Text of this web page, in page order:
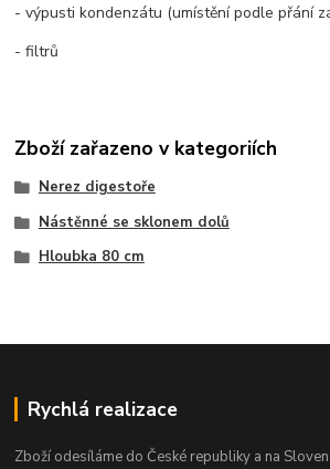
- výpusti kondenzátu (umístění podle přání
- filtrů
Zboží zařazeno v kategoriích
Nerez digestoře
Nástěnné se sklonem dolů
Hloubka 80 cm
Rychlá realizace
Zboží odesíláme do České republiky a na